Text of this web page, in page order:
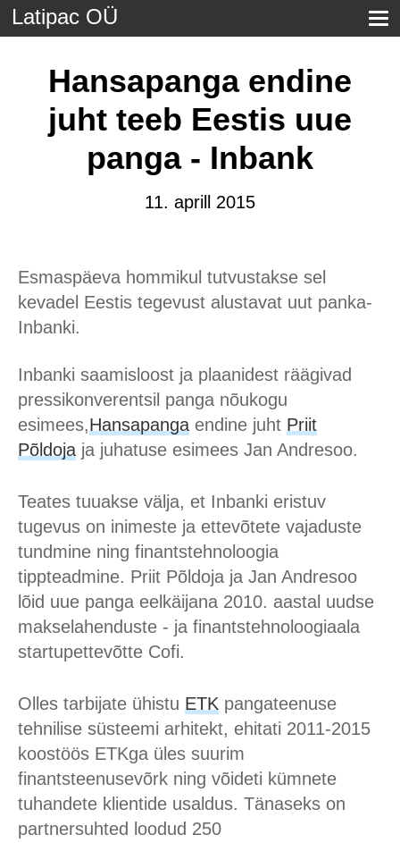
Latipac OÜ
Hansapanga endine
juht teeb Eestis uue
panga - Inbank
11. aprill 2015
Esmaspäeva hommikul tutvustakse sel
kevadel Eestis tegevust alustavat uut panka-
Inbanki.
Inbanki saamisloost ja plaanidest räägivad
pressikonverentsil panga nõukogu
esimees,Hansapanga endine juht Priit
Põldoja ja juhatuse esimees Jan Andresoo.
Teates tuuakse välja, et Inbanki eristuv
tugevus on inimeste ja ettevõtete vajaduste
tundmine ning finantstehnoloogia
tippteadmine. Priit Põldoja ja Jan Andresoo
lõid uue panga eelkäijana 2010. aastal uudse
makselahenduste - ja finantstehnoloogiaala
startupettevõtte Cofi.
Olles tarbijate ühistu ETK pangateenuse
tehnilise süsteemi arhitekt, ehitati 2011-2015
koostöös ETKga üles suurim
finantsteenusevõrk ning võideti kümnete
tuhandete klientide usaldus. Tänaseks on
partnersuhted loodud 250